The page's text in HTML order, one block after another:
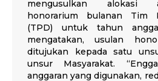
mengusulkan alokasi
honorarium bulanan Tim
(TPD) untuk tahun
mengatakan, usulan
ditujukan kepada satu
unsur Masyarakat.
anggaran yang digunakan,